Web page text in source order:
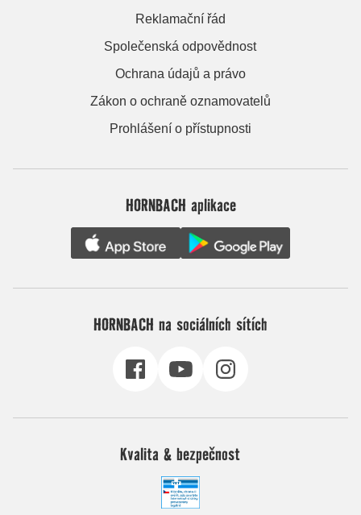
Reklamační řád
Společenská odpovědnost
Ochrana údajů a právo
Zákon o ochraně oznamovatelů
Prohlášení o přístupnosti
HORNBACH aplikace
HORNBACH na sociálních sítích
Kvalita & bezpečnost